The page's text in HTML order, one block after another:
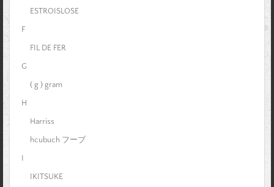
ESTROISLOSE
F
FIL DE FER
G
( g ) gram
H
Harriss
hcubuch フーブ
I
IKITSUKE